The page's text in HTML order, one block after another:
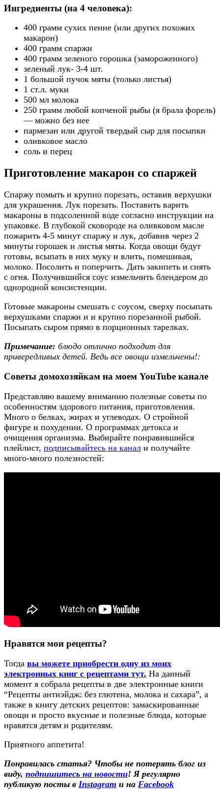
Ингредиенты (на 4 человека):
400 грамм сухих пенне (или других похожих
макарон)
400 грамм спаржи
400 грамм зеленого горошка (замороженного)
зеленый лук- 3-4 шт.
1 большой пучок мяты (только листья)
1 ст.л. муки
500 мл молока
250 грамм любой копченой рыбы (я брала форель)
— можно без нее
пармезан или другой твердый сыр для посыпки
оливковое масло
соль и перец
Приготовление макарон со спаржей
Спаржу помыть и крупно порезать, оставив верхушки
для украшения. Лук порезать. Поставить варить
макароны в подсоленной воде согласно инструкции на
упаковке. В глубокой сковороде на оливковом масле
пожарить 4-5 минут спаржу и лук, добавив через 2
минуты горошек и листья мяты. Когда овощи будут
готовы, всыпать в них муку и влить, помешивая,
молоко. Посолить и поперчить. Дать закипеть и снять
с огня. Получившийся соус измельчить блендером до
однородной консистенции.
Готовые макароны смешать с соусом, сверху посыпать
верхушками спаржи и и крупно порезанной рыбой.
Посыпать сыром прямо в порционных тарелках.
Примечание: блюдо отлично подходит для
привередливых детей. Ведь все овощи измельчены!:
Советы домохозяйкам на моем YouTube канале
Представляю вашему вниманию полезные советы по
особенностям здорового питания, приготовления.
Много о белках, жирах и углеводах. О стройной
фигуре и похудении. О программах детокса и
очищения организма. Выбирайте понравившийся
плейлист, подписывайтесь на канал и получайте
много-много полезностей:
Нравятся мои рецепты?
Тогда вы можете приобрести одну из моих
электронных книг с рецептами тут. На данный
момент я собрала рецепты в две электронные книги
“Рецепты антиэйдж: без глютена, молока и сахара”, а
также в книгу детских рецептов: замаскированные
овощи и просто вкусные и полезные блюда, которые
нравятся детям и родителям.
Приятного аппетита!
Понравилась статья? Чтобы не потерять блог из
виду, подпишитесь на новости! Я регулярно
публикую посты в Instagram и на Facebook